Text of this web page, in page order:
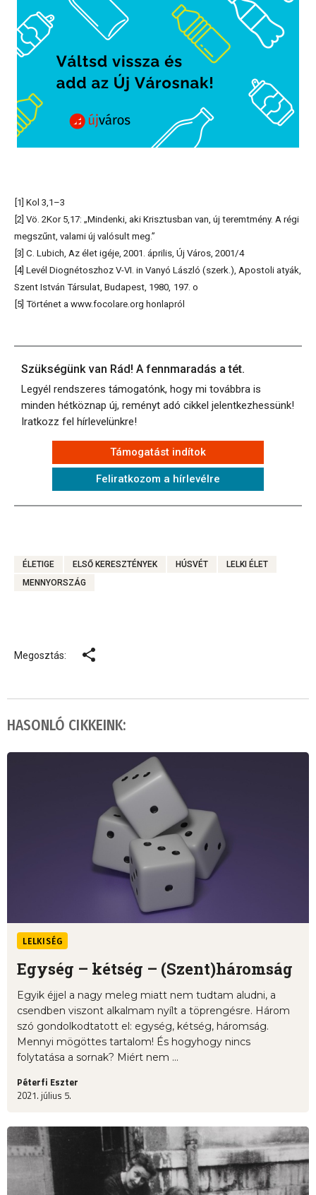
[1] Kol 3,1–3
[2] Vö. 2Kor 5,17: „Mindenki, aki Krisztusban van, új teremtmény. A régi
megszűnt, valami új valósult meg.”
[3] C. Lubich, Az élet igéje, 2001. április, Új Város, 2001/4
[4] Levél Diognétoszhoz V-VI. in Vanyó László (szerk.), Apostoli atyák,
Szent István Társulat, Budapest, 1980, 197. o
[5] Történet a www.focolare.org honlapról
Szükségünk van Rád! A fennmaradás a tét.
Legyél rendszeres támogatónk, hogy mi továbbra is
minden hétköznap új, reményt adó cikkel jelentkezhessünk!
Iratkozz fel hírlevelünkre!
Támogatást indítok
Feliratkozom a hírlevélre
ÉLETIGE ELSŐ KERESZTÉNYEK HÚSVÉT
LELKI ÉLET
MENNYORSZÁG
Megosztás:
HASONLÓ CIKKEINK:
LELKISÉG
Egység – kétség – (Szent)háromság
Egyik éjjel a nagy meleg miatt nem tudtam aludni, a
csendben viszont alkalmam nyílt a töprengésre. Három
szó gondolkodtatott el: egység, kétség, háromság.
Mennyi mögöttes tartalom! És hogyhogy nincs
folytatása a sornak? Miért nem ...
Péterfi Eszter
2021. július 5.